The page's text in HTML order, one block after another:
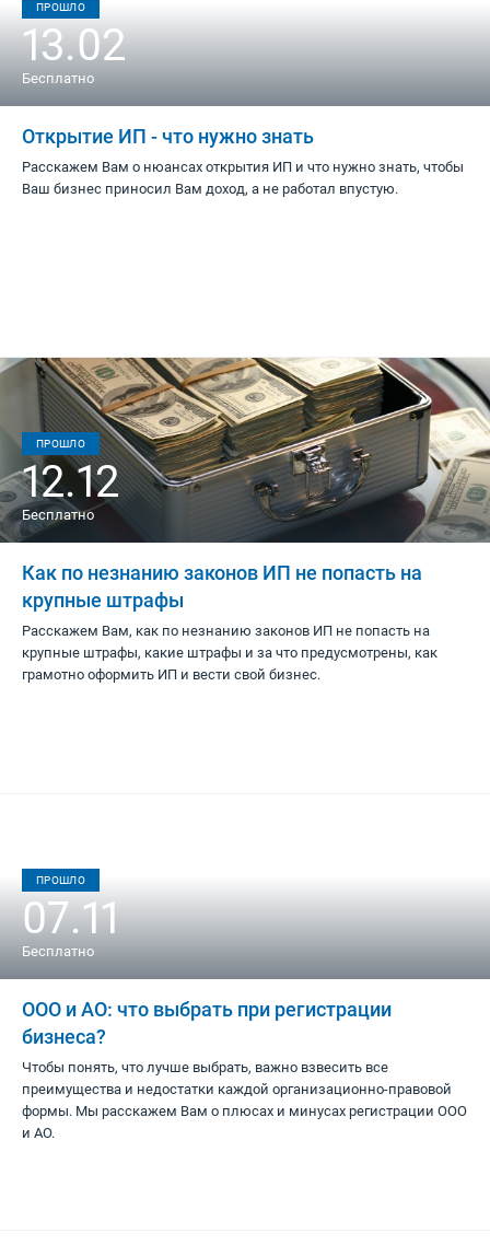
ПРОШЛО
13.02
Бесплатно
Открытие ИП - что нужно знать
Расскажем Вам о нюансах открытия ИП и что нужно знать, чтобы
Ваш бизнес приносил Вам доход, а не работал впустую.
ПРОШЛО
12.12
Бесплатно
Как по незнанию законов ИП не попасть на
крупные штрафы
Расскажем Вам, как по незнанию законов ИП не попасть на
крупные штрафы, какие штрафы и за что предусмотрены, как
грамотно оформить ИП и вести свой бизнес.
ПРОШЛО
07.11
Бесплатно
ООО и АО: что выбрать при регистрации
бизнеса?
Чтобы понять, что лучше выбрать, важно взвесить все
преимущества и недостатки каждой организационно-правовой
формы. Мы расскажем Вам о плюсах и минусах регистрации ООО
и АО.